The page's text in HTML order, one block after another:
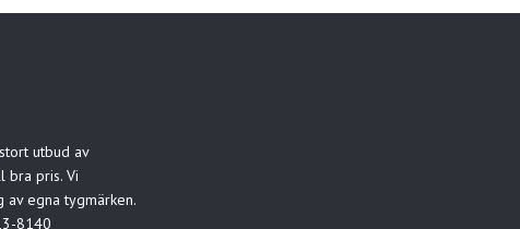
utbud av
bra pris. Vi
egna tygmärken.
8140